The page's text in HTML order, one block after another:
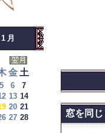
月
金 土
5 6
7
13 14
20 21
27 28
窓を同